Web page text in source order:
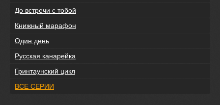
До встречи с тобой
Книжный марафон
Один день
Русская канарейка
Гринтаунский цикл
ВСЕ СЕРИИ